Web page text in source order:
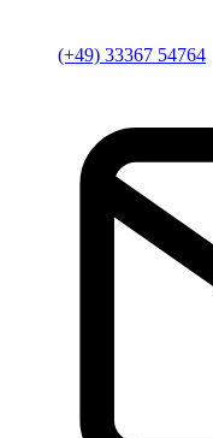
(+49) 33367 54764